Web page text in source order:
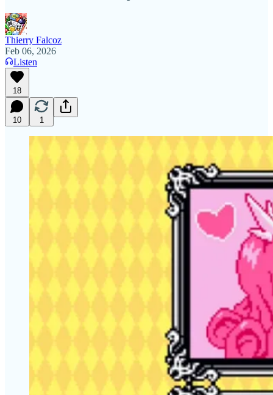
Thierry Falcoz
Feb 06, 2026
Listen
18
10 1